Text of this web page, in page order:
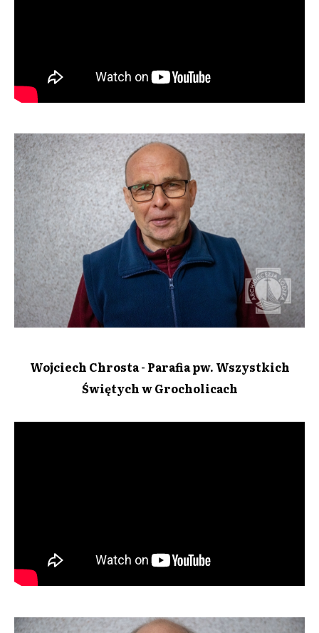
Wojciech Chrosta - Parafia pw. Wszystkich
Świętych w Grocholicach